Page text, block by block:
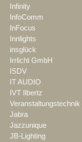
Infinity
InfoComm
InFocus
Innlights
insglück
Irrlicht GmbH
ISDV
IT AUDIO
IVT Ilbertz
Veranstaltungstechnik
Jabra
Jazzunique
JB-Lighting